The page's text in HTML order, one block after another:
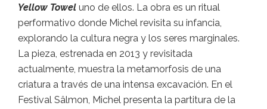
Yellow Towel uno de ellos. La obra es un ritual
performativo donde Michel revisita su infancia,
explorando la cultura negra y los seres marginales.
La pieza, estrenada en 2013 y revisitada
actualmente, muestra la metamorfosis de una
criatura a través de una intensa excavación. En el
Festival Sâlmon, Michel presenta la partitura de la